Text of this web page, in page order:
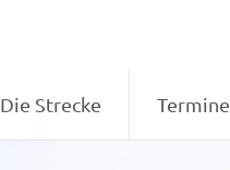
Die Strecke Termine